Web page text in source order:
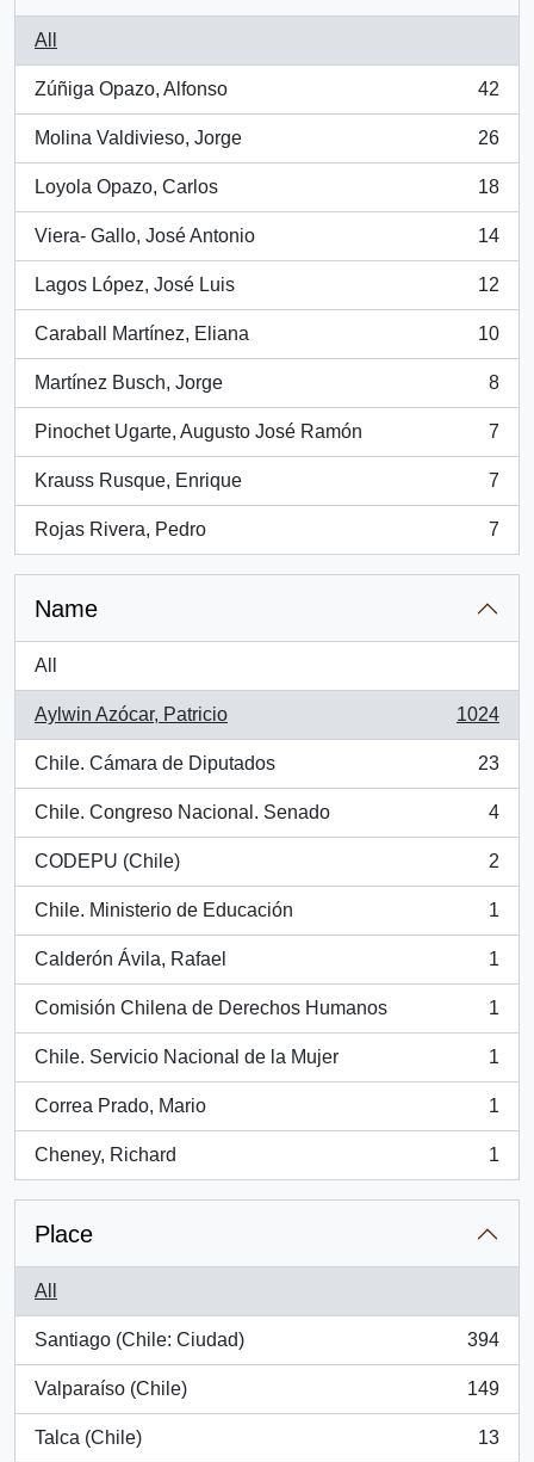
All
Zúñiga Opazo, Alfonso
, 42 results
42
Molina Valdivieso, Jorge
, 26 results
26
Loyola Opazo, Carlos
, 18 results
18
Viera- Gallo, José Antonio
, 14 results
14
Lagos López, José Luis
, 12 results
12
Caraball Martínez, Eliana
, 10 results
10
Martínez Busch, Jorge
, 8 results
8
Pinochet Ugarte, Augusto José Ramón
, 7 results
7
Krauss Rusque, Enrique
, 7 results
7
Rojas Rivera, Pedro
, 7 results
7
Name
All
Aylwin Azócar, Patricio
, 1024 results
1024
Chile. Cámara de Diputados
, 23 results
23
Chile. Congreso Nacional. Senado
, 4 results
4
CODEPU (Chile)
, 2 results
2
Chile. Ministerio de Educación
, 1 results
1
Calderón Ávila, Rafael
, 1 results
1
Comisión Chilena de Derechos Humanos
, 1 results
1
Chile. Servicio Nacional de la Mujer
, 1 results
1
Correa Prado, Mario
, 1 results
1
Cheney, Richard
, 1 results
1
Place
All
Santiago (Chile: Ciudad)
, 394 results
394
Valparaíso (Chile)
, 149 results
149
Talca (Chile)
, 13 results
13